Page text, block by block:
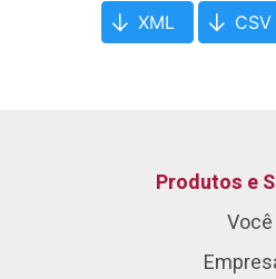
XML CSV
Produtos e
Você